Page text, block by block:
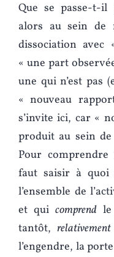
Que se passe-t-il
alors au sein de
dissociation
« une part
une qui n’est pas
« nouveau
s’invite ici, car «
produit au sein
Pour
faut saisir à
l’ensemble de
et qui comprendle
tantôt,
l’engendre, la